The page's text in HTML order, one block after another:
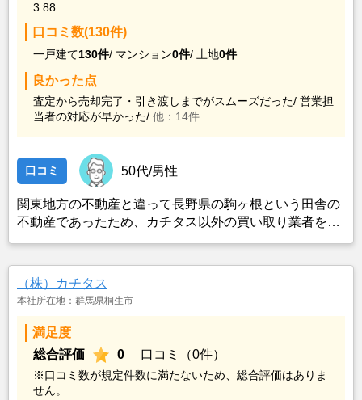
3.88
口コミ数(130件)
一戸建て130件/ マンション0件/ 土地0件
良かった点
査定から売却完了・引き渡しまでがスムーズだった/ 営業担
当者の対応が早かった/ 他：14件
口コミ 50代/男性
関東地方の不動産と違って長野県の駒ヶ根という田舎の
不動産であったため、カチタス以外の買い取り業者をみ
も空き家の状態で不動産を残しておけないと考えて売却
を決めた。
（株）カチタス
本社所在地：群馬県桐生市
満足度
総合評価
0 口コミ（0件）
※口コミ数が規定件数に満たないため、総合評価はありま
せん。